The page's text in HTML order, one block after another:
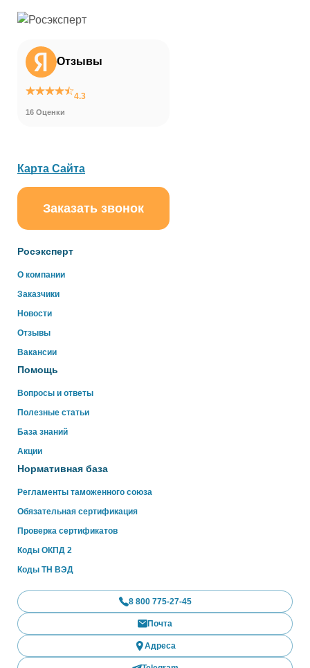
Отзывы
4.3
16 Оценки
Росэксперт
О компании
Заказчики
Новости
Отзывы
Вакансии
Помощь
Вопросы и ответы
Полезные статьи
База знаний
Акции
Нормативная база
Регламенты таможенного союза
Обязательная сертификация
Проверка сертификатов
Коды ОКПД 2
Коды ТН ВЭД
Карта Сайта
Заказать звонок
8 800 775-27-45
Почта
Адреса
online
Здравствуйте!
Свяжитесь с нами через WhatsApp нажав на кнопку